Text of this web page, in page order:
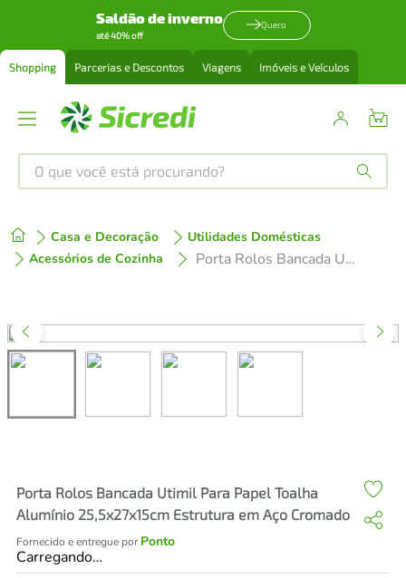
Saldão de inverno
até 40% off
Quero
Shopping Parcerias e Descontos Viagens Imóveis e Veículos
O que você está procurando?
Casa e Decoração
Utilidades Domésticas
Acessórios de Cozinha
Porta Rolos Bancada Utimil Para Papel Toalha Alumínio 25,5x27x15cm Estrutura em Aço Cromado
Porta Rolos Bancada Utimil Para Papel Toalha
Alumínio 25,5x27x15cm Estrutura em Aço Cromado
Fornecido e entregue por Ponto
Carregando…
1º tenis
3º perfume